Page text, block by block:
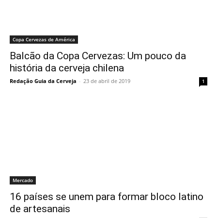
Copa Cervezas de América
Balcão da Copa Cervezas: Um pouco da
história da cerveja chilena
Redação Guia da Cerveja - 23 de abril de 2019 1
Mercado
16 países se unem para formar bloco latino
de artesanais